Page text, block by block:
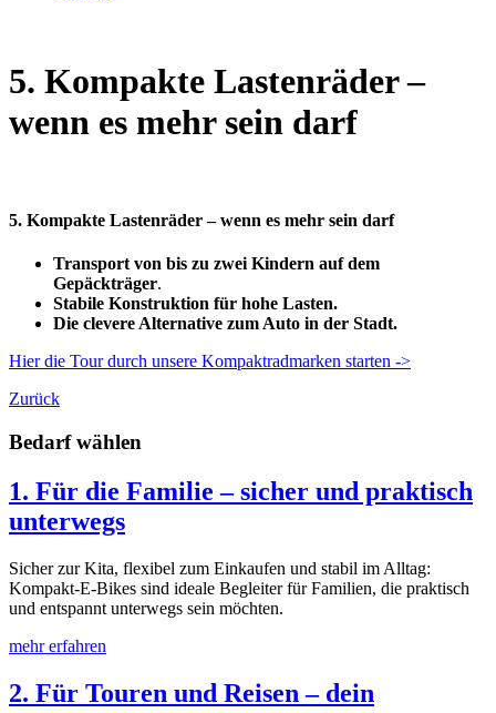
5. Kompakte Lastenräder –
wenn es mehr sein darf
5. Kompakte Lastenräder – wenn es mehr sein darf
Transport von bis zu zwei Kindern auf dem
Gepäckträger.
Stabile Konstruktion für hohe Lasten.
Die clevere Alternative zum Auto in der Stadt.
Hier die Tour durch unsere Kompaktradmarken starten ->
Zurück
Bedarf wählen
1. Für die Familie – sicher und praktisch
unterwegs
Sicher zur Kita, flexibel zum Einkaufen und stabil im Alltag:
Kompakt-E-Bikes sind ideale Begleiter für Familien, die praktisch
und entspannt unterwegs sein möchten.
mehr erfahren
2. Für Touren und Reisen – dein